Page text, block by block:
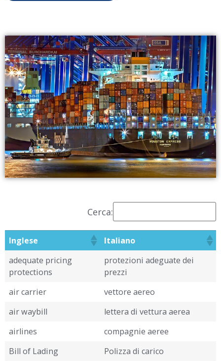
Cerca:
Inglese
Italiano
adequate pricing
protections
protezioni adeguate dei
prezzi
air carrier
vettore aereo
air waybill
lettera di vettura aerea
airlines
compagnie aeree
Bill of Lading
Polizza di carico